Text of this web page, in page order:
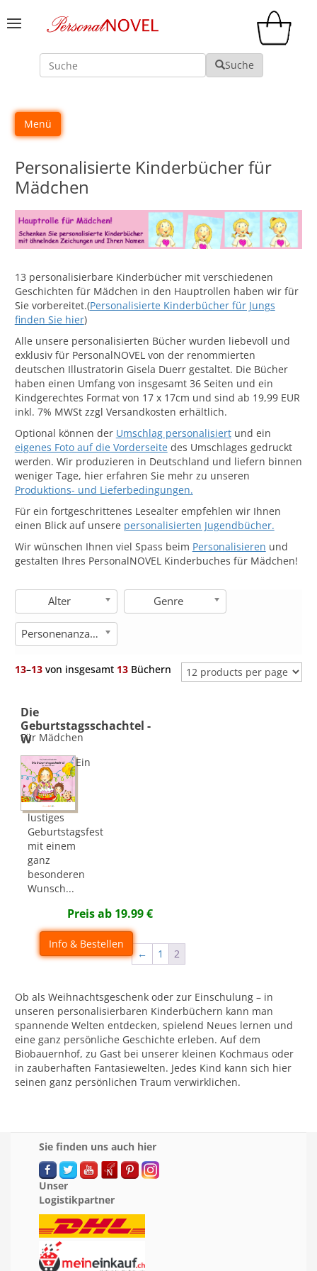
Suche Suche
Menü
Personalisierte Kinderbücher für
Mädchen
13 personalisierbare Kinderbücher mit verschiedenen
Geschichten für Mädchen in den Hauptrollen haben wir für
Sie vorbereitet.(Personalisierte Kinderbücher für Jungs
finden Sie hier)
Alle unsere personalisierten Bücher wurden liebevoll und
exklusiv für PersonalNOVEL von der renommierten
deutschen Illustratorin Gisela Duerr gestaltet. Die Bücher
haben einen Umfang von insgesamt 36 Seiten und ein
Kindgerechtes Format von 17 x 17cm und sind ab 19,99 EUR
inkl. 7% MWSt zzgl Versandkosten erhältlich.
Optional können der Umschlag personalisiertund ein
eigenes Foto auf die Vorderseitedes Umschlages gedruckt
werden. Wir produzieren in Deutschland und liefern binnen
weniger Tage, hier erfahren Sie mehr zu unseren
Produktions- und Lieferbedingungen.
Für ein fortgeschrittenes Lesealter empfehlen wir Ihnen
einen Blick auf unsere personalisierten Jugendbücher.
Wir wünschen Ihnen viel Spass beim Personalisieren und
gestalten Ihres PersonalNOVEL Kinderbuches für Mädchen!
Alter Genre
Personenanzahl
13–13von insgesamt 13Büchern
Die
Geburtstagsschachtel -
W
Für Mädchen
Ein
lustiges
Geburtstagsfest
mit einem
ganz
besonderen
Wunsch...
Preis ab 19.99€
Info & Bestellen
← 1 2
Ob als Weihnachtsgeschenk oder zur Einschulung – in
unseren personalisierbaren Kinderbüchern kann man
spannende Welten entdecken, spielend Neues lernen und
eine ganz persönliche Geschichte erleben. Auf dem
Biobauernhof, zu Gast bei unserer kleinen Kochmaus oder
in zauberhaften Fantasiewelten. Jedes Kind kann sich hier
seinen ganz persönlichen Traum verwirklichen.
Sie finden uns auch hier
Unser
Logistikpartner